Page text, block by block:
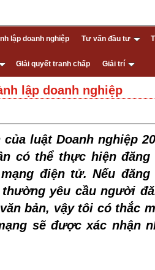
lập doanh nghiệp Tư vấn đầu tư
GIải quyết tranh chấp Giải trí
lập doanh nghiệp
luật Doanh nghiệp
có thể thực hiện đăng
điện tử. Nếu đăng
yêu cầu người
bản, vậy tôi có thắc
sẽ được xác nhận